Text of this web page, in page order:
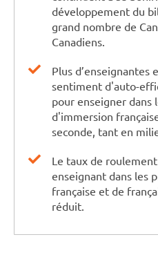
développement du
grand nombre de
Canadiens.
Plus d’enseignantes
sentiment d'auto-
pour enseigner dans
d'immersion
seconde, tant en
Le taux de
enseignant dans les
française et de
réduit.